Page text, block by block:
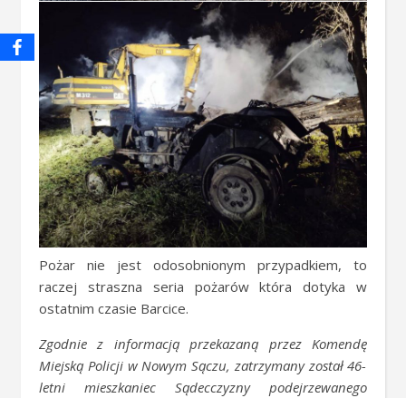
Pożar nie jest odosobnionym przypadkiem, to
raczej straszna seria pożarów która dotyka w
ostatnim czasie Barcice.
Zgodnie z informacjąprzekazaną przez Komendę
Miejską Policji w Nowym Sączu, zatrzymany został46-
letni mieszkaniec Sądecczyzny podejrzewanego